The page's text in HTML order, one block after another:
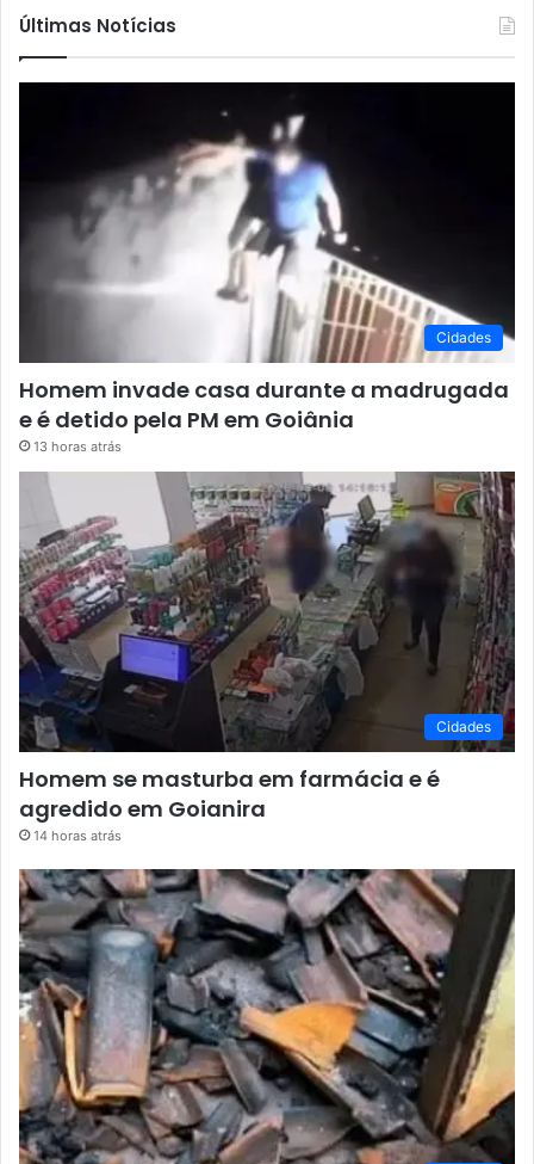
Últimas Notícias
Cidades
Homem invade casa durante a madrugada
e é detido pela PM em Goiânia
13 horas atrás
Cidades
Homem se masturba em farmácia e é
agredido em Goianira
14 horas atrás